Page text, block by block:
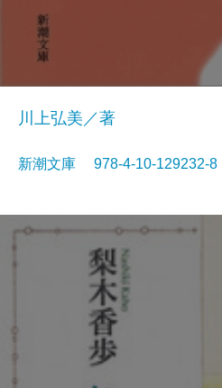
川上弘美／著
新潮文庫 978-4-10-